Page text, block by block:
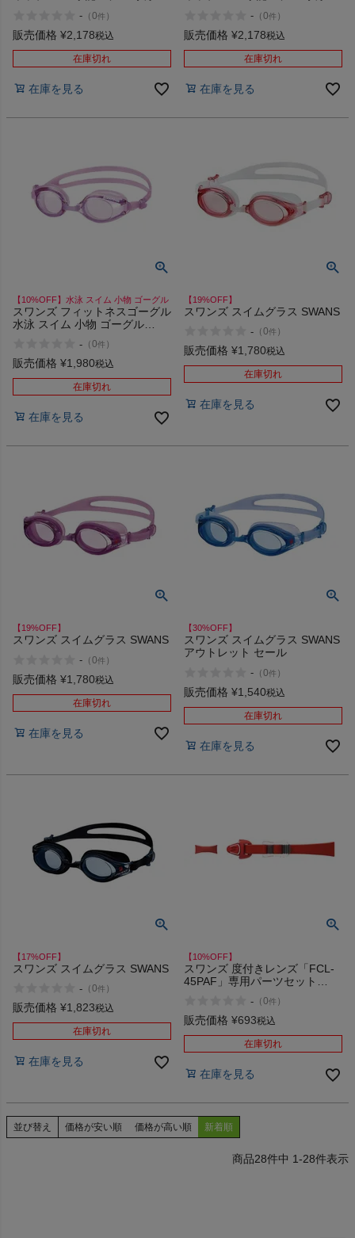
- （0件 ）
販売価格 ¥2,178税込
在庫切れ
在庫を見る
- （0件 ）
販売価格 ¥2,178税込
在庫切れ
在庫を見る
【10%OFF】水泳 スイム 小物 ゴーグル
スワンズ フィットネスゴーグル
水泳 スイム 小物 ゴーグル
- （0件 ）
販売価格 ¥1,980税込
在庫切れ
在庫を見る
【19%OFF】
スワンズ スイムグラス SWANS
- （0件 ）
販売価格 ¥1,780税込
在庫切れ
在庫を見る
【19%OFF】
スワンズ スイムグラス SWANS
- （0件 ）
販売価格 ¥1,780税込
在庫切れ
在庫を見る
【30%OFF】
スワンズ スイムグラス SWANS
アウトレット セール
- （0件 ）
販売価格 ¥1,540税込
在庫切れ
在庫を見る
【17%OFF】
スワンズ スイムグラス SWANS
- （0件 ）
販売価格 ¥1,823税込
在庫切れ
在庫を見る
【10%OFF】
スワンズ 度付きレンズ「FCL-
45PAF」専用パーツセット
- （0件 ）
販売価格 ¥693税込
在庫切れ
在庫を見る
並び替え 価格が安い順 価格が高い順 新着順
28件中 1-28件表示